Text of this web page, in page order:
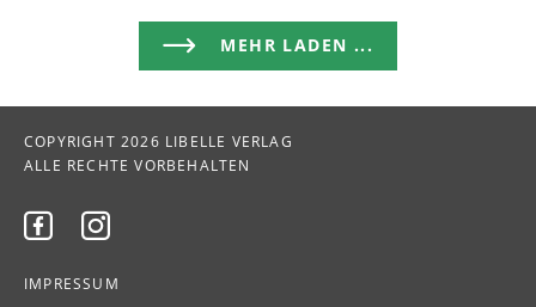
MEHR LADEN ...
COPYRIGHT 2026 LIBELLE VERLAG
ALLE RECHTE VORBEHALTEN
 
IMPRESSUM